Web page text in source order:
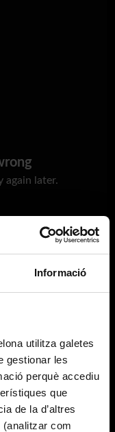
Informació
utilitza galetes
gestionar les
perquè accediu
que
de la d’altres
com
again later.